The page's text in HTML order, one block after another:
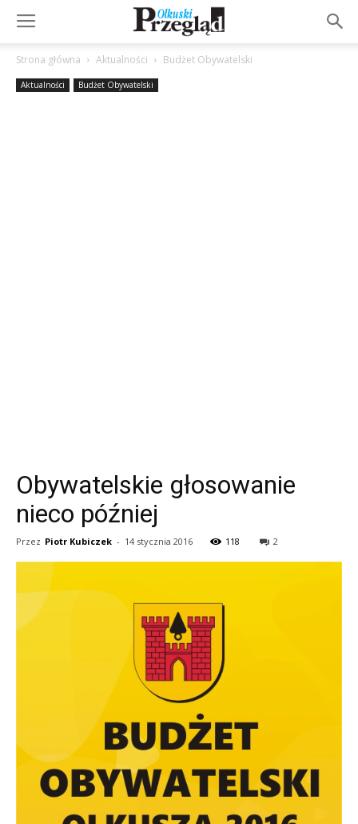
Strona główna Aktualności Budżet Obywatelski
Aktualności Budżet Obywatelski
Obywatelskie głosowanie
nieco później
Przez Piotr Kubiczek - 14 stycznia 2016 118 2